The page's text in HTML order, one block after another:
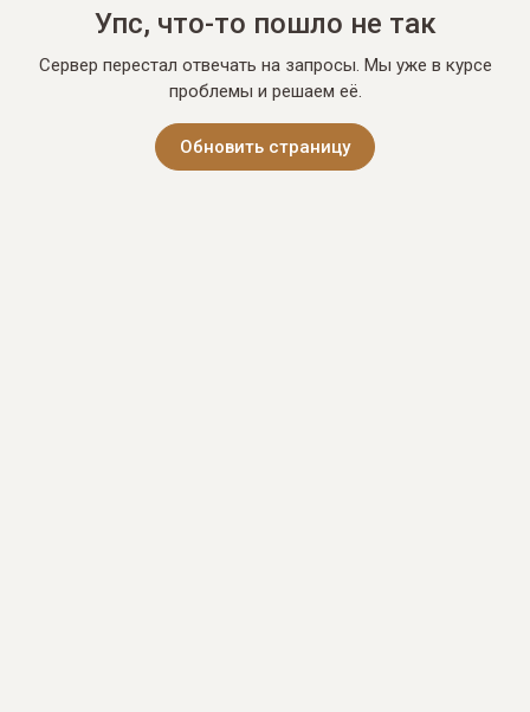
Упс, что-то пошло не так
Сервер перестал отвечать на запросы. Мы уже в курсе
проблемы и решаем её.
Обновить страницу